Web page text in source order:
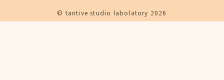
© tantive studio labolatory 2026